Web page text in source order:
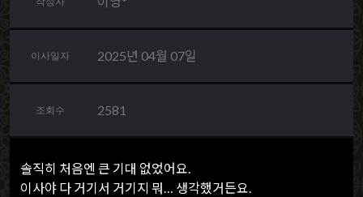
이사일자 2025년 04월 07일
조회수 2581
솔직히 처음엔 큰 기대 없었어요.
이사야 다 거기서 거기지 뭐… 생각했거든요.